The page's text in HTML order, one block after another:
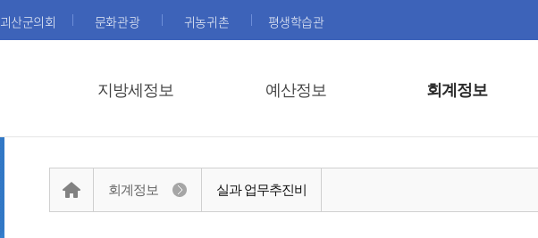
괴산군의회 문화관광 귀농귀촌 평생학습관
지방세정보 예산정보 회계정보
회계정보 실과 업무추진비